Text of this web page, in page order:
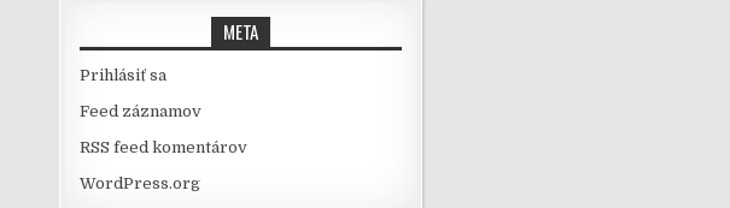
META
Prihlásiť sa
Feed záznamov
RSS feed komentárov
WordPress.org